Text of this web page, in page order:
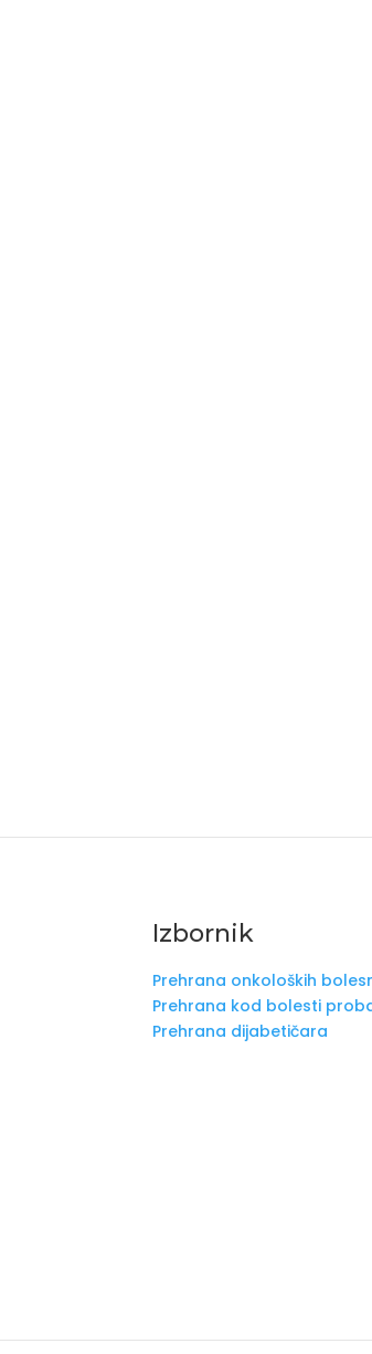
Izbornik
Prehrana onkoloških
Prehrana kod bolesti
Prehrana dijabetičara